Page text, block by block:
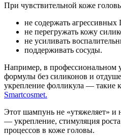
При чувствительной коже
не содержать
не перегружать кожу
не усиливать
поддерживать сосуды.
Например, в профессиональном
формулы без силиконов и
укрепление фолликула — такие
Smartcosmet.
Этот шампунь не «утяжеляет» и
— укрепление, стимуляция
процессов в коже головы.